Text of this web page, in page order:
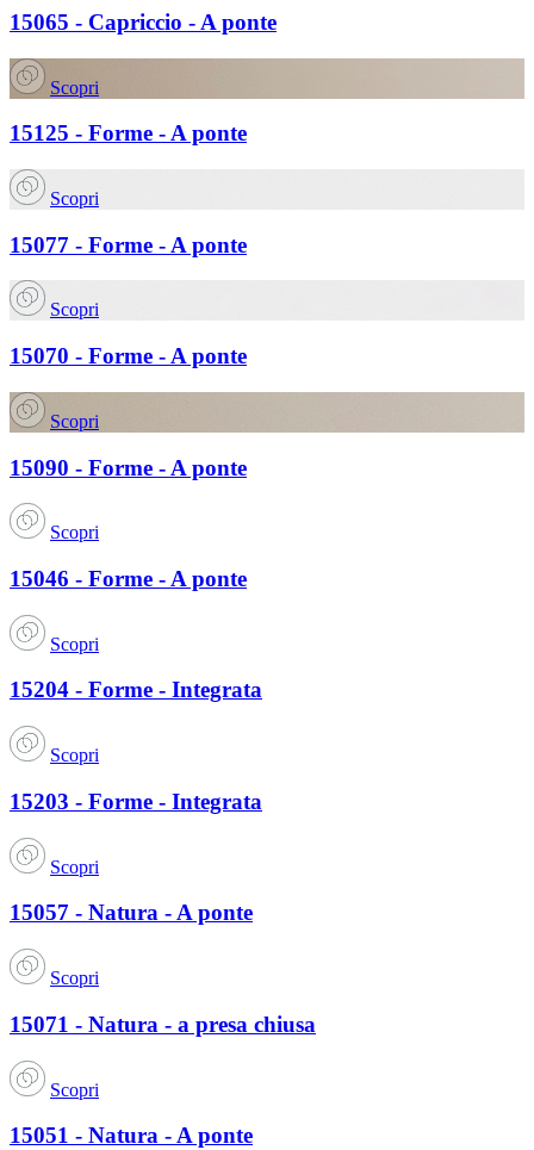
15065 - Capriccio - A ponte
Scopri
15125 - Forme - A ponte
Scopri
15077 - Forme - A ponte
Scopri
15070 - Forme - A ponte
Scopri
15090 - Forme - A ponte
Scopri
15046 - Forme - A ponte
Scopri
15204 - Forme - Integrata
Scopri
15203 - Forme - Integrata
Scopri
15057 - Natura - A ponte
Scopri
15071 - Natura - a presa chiusa
Scopri
15051 - Natura - A ponte